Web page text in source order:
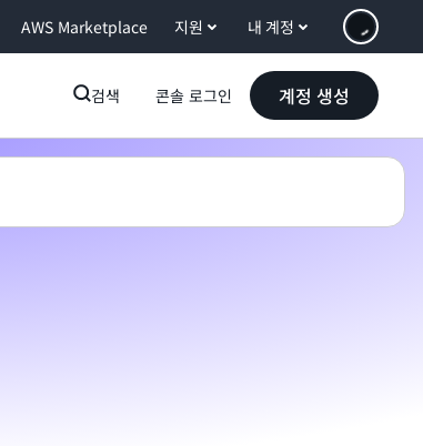
AWS Marketplace 지원 내 계정
검색 콘솔 로그인 계정 생성